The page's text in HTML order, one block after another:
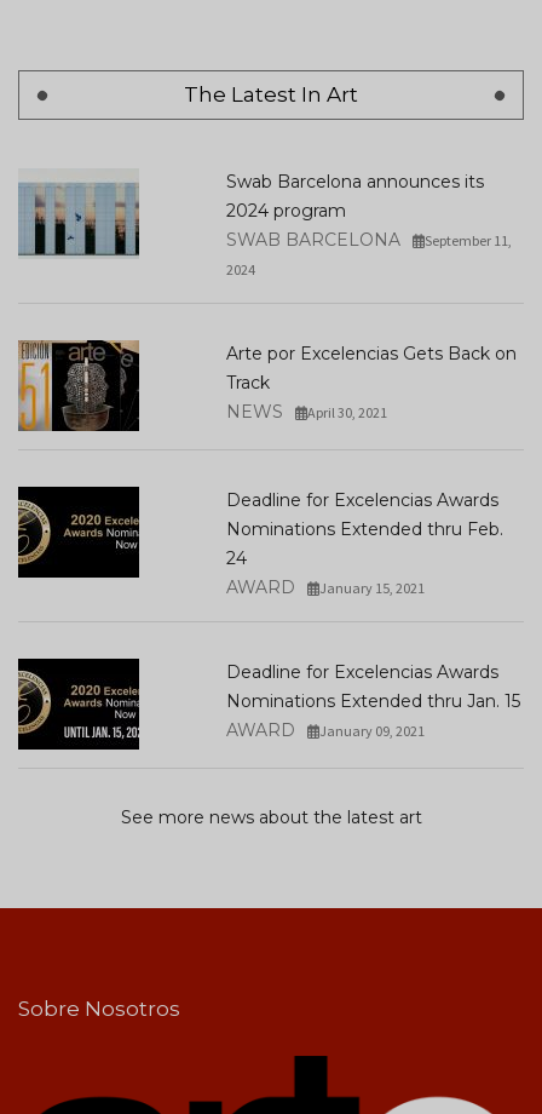
The Latest In Art
Swab Barcelona announces its
2024 program
SWAB BARCELONA
September 11,
2024
Arte por Excelencias Gets Back on
Track
NEWS
April 30, 2021
Deadline for Excelencias Awards
Nominations Extended thru Feb.
24
AWARD
January 15, 2021
Deadline for Excelencias Awards
Nominations Extended thru Jan. 15
AWARD
January 09, 2021
See more news about the latest art
Sobre Nosotros